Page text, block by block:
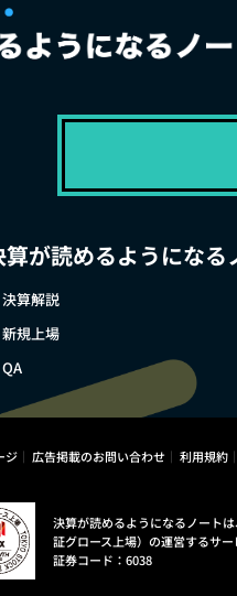
算が読めるようになる
決算解説
新規上場
QA
ジ 広告掲載のお問い合わせ 利用規約
決算が読めるようになるノート
証グロース上場）の運営するサー
証券コード：6038